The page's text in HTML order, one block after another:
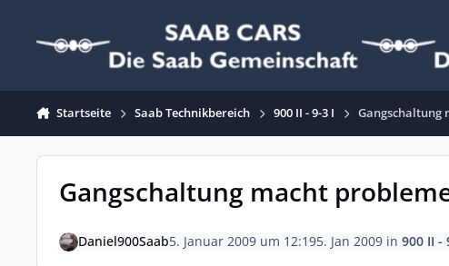
Startseite Saab Technikbereich 900 II - 9-3 I Gangschaltung
Gangschaltung macht
Daniel900Saab5. Januar 2009 um 12:195. Jan 2009in 900 II -